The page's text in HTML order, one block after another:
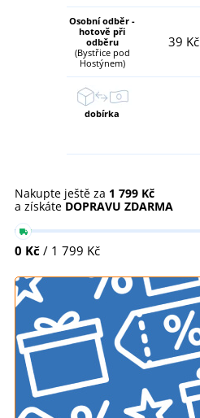
Osobní odběr -
hotově při
odběru
(Bystřice pod
Hostýnem)
39 Kč
dobírka
Nakupte ještě za 1 799 Kč
a získáte DOPRAVU ZDARMA
0 Kč / 1 799 Kč